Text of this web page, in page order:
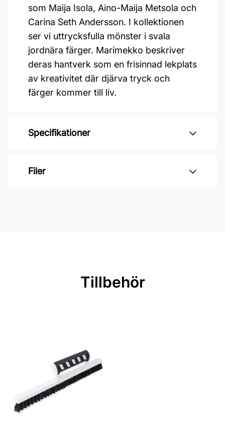
som Maija Isola, Aino-Maija Metsola och
Carina Seth Andersson. I kollektionen
ser vi uttrycksfulla mönster i svala
jordnära färger. Marimekko beskriver
deras hantverk som en frisinnad lekplats
av kreativitet där djärva tryck och
färger kommer till liv.
Specifikationer
Varumärke: Midbec Tapeter
Bredd: 0,7 m
Leverantörens artikelnummer:
25902
Filer
Tillbehör